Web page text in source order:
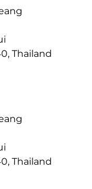
Thailand
Thailand